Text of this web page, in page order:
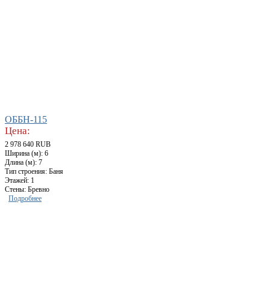
ОББН-115
Цена:
2 978 640 RUB
Ширина (м): 6
Длина (м): 7
Тип строения: Баня
Этажей: 1
Стены: Бревно
Подробнее